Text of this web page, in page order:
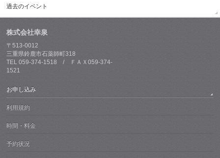
過去のイベント
株式会社幸泉
〒513-0012
三重県鈴鹿市石薬師町318
TEL 059-374-1518 / ＦＡＸ059-374-
1521
お申し込み
利用規約
時間・料金
予約状況